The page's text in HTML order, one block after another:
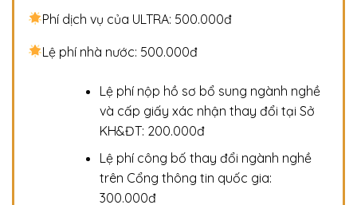
Phí dịch vụ của ULTRA: 500.000đ
Lệ phí nhà nước: 500.000đ
Lệ phí nộp hồ sơ bổ sung ngành nghề
và cấp giấy xác nhận thay đổi tại Sở
KH&ĐT: 200.000đ
Lệ phí công bố thay đổi ngành nghề
trên Cổng thông tin quốc gia:
300.000đ